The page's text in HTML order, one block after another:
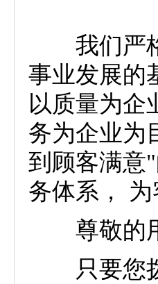
我们严格
事业发展的
以质量为企
务为企业为
到顾客满意
务体系，
尊敬的用
只要您拨